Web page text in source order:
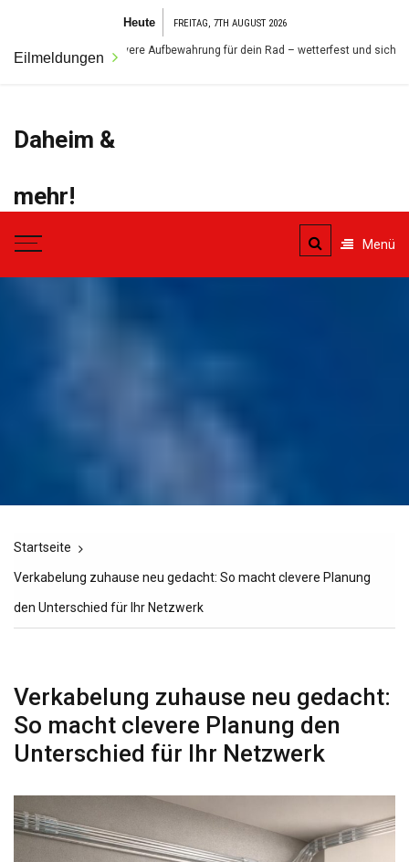
Heute FREITAG, 7TH AUGUST 2026
Eilmeldungen
clevere Aufbewahrung für dein Rad – wetterfest und sicher
Daheim &
mehr!
Der Ort für alles was das
Eigenheim betrifft.
Menü
Startseite
Verkabelung zuhause neu gedacht: So macht clevere Planung
den Unterschied für Ihr Netzwerk
Verkabelung zuhause neu gedacht:
So macht clevere Planung den
Unterschied für Ihr Netzwerk